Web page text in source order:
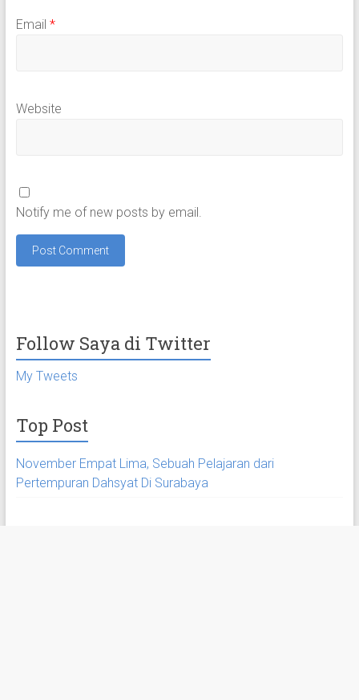
Email *
Website
Notify me of new posts by email.
Follow Saya di Twitter
My Tweets
Top Post
November Empat Lima, Sebuah Pelajaran dari
Pertempuran Dahsyat Di Surabaya